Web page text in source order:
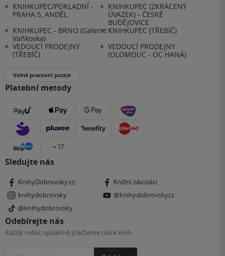
KNIHKUPEC/POKLADNÍ -
PRAHA 5, ANDĚL
KNIHKUPEC (ZKRÁCENÝ
ÚVAZEK) - ČESKÉ
BUDĚJOVICE
KNIHKUPEC - BRNO (Galerie
Vaňkovka)
KNIHKUPEC (TŘEBÍČ)
VEDOUCÍ PRODEJNY
(TŘEBÍČ)
VEDOUCÍ PRODEJNY
(OLOMOUC - OC HANÁ)
Volné pracovní pozice
Platební metody
+ 17
Sledujte nás
KnihyDobrovsky.cz
Knižní závisláci
knihydobrovsky
@knihydobrovskycz
@knihydobrovsky
Odebírejte nás
Každý měsíc společně přečteme tisíce knih